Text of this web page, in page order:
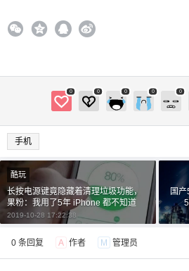
0 0 0 0 0
手机
酷玩
长按电源键竟隐藏着清理垃圾功能，
果粉：我用了5年 iPhone 都不知道
2019-10-28 17:22:38
国
0 条回复 A 作者 M 管理员